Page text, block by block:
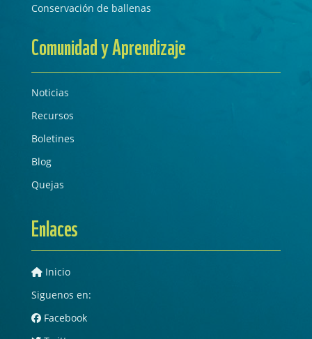
Conservación de ballenas
Comunidad y Aprendizaje
Noticias
Recursos
Boletines
Blog
Quejas
Enlaces
Inicio
Siguenos en:
Facebook